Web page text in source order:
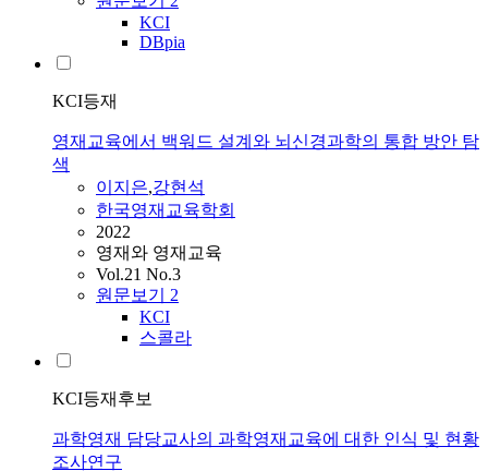
KCI
DBpia
KCI등재
영재교육에서 백워드 설계와 뇌신경과학의 통합 방안 탐
색
이지은,강현석
한국영재교육학회
2022
영재와 영재교육
Vol.21 No.3
원문보기 2
KCI
스콜라
KCI등재후보
과학영재 담당교사의 과학영재교육에 대한 인식 및 현황
조사연구